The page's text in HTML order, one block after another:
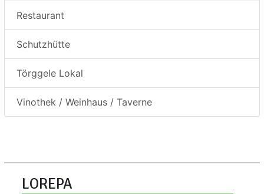
Restaurant
Schutzhütte
Törggele Lokal
Vinothek / Weinhaus / Taverne
LOREPA